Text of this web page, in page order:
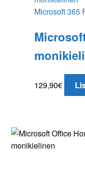
Microsoft 365
129,90€